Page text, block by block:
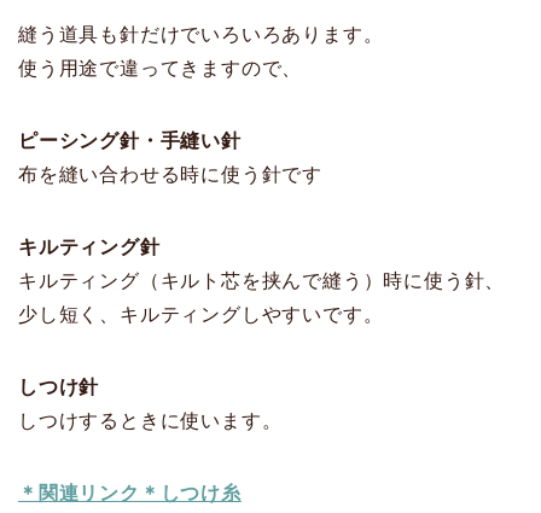
縫う道具も針だけでいろいろあります。
使う用途で違ってきますので、
ピーシング針・手縫い針
布を縫い合わせる時に使う針です
キルティング針
キルティング（キルト芯を挟んで縫う）時に使う針、
少し短く、キルティングしやすいです。
しつけ針
しつけするときに使います。
＊関連リンク＊しつけ糸